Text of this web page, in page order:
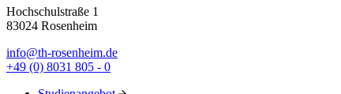
Hochschulstraße 1
83024 Rosenheim
info@th-rosenheim.de
+49 (0) 8031 805 - 0